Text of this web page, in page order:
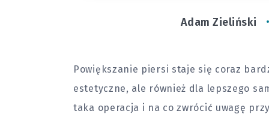
Adam Zieliński
Powiększanie piersi staje się coraz
estetyczne, ale również dla lepszego
taka operacja i na co zwrócić uwagę